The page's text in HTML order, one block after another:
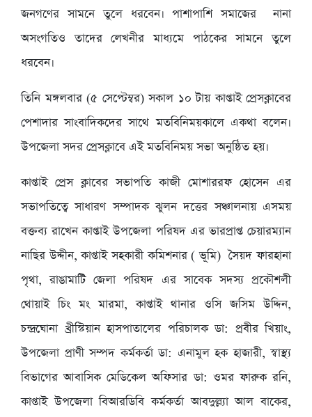
জনগণের সামনে তুলে ধরবেন। পাশাপাশি সমাজের নানা
অসংগতিও তাদের লেখনীর মাধ্যমে পাঠকের সামনে তুলে
ধরবেন।
তিনি মঙ্গলবার (৫ সেপ্টেম্বর) সকাল ১০ টায় কাপ্তাই প্রেসক্লাবের
পেশাদার সাংবাদিকদের সাথে মতবিনিময়কালে একথা বলেন।
উপজেলা সদর প্রেসক্লাবে এই মতবিনিময় সভা অনুষ্ঠিত হয়।
কাপ্তাই প্রেস ক্লাবের সভাপতি কাজী মোশাররফ হোসেন এর
সভাপতিত্বে সাধারণ সম্পাদক ঝুলন দত্তের সঞ্চালনায় এসময়
বক্তব্য রাখেন কাপ্তাই উপজেলা পরিষদ এর ভারপ্রাপ্ত চেয়ারম্যান
নাছির উদ্দীন, কাপ্তাই সহকারী কমিশনার ( ভূমি) সৈয়দ ফারহানা
পৃথা, রাঙামাটি জেলা পরিষদ এর সাবেক সদস্য প্রকৌশলী
থোয়াই চিং মং মারমা, কাপ্তাই থানার ওসি জসিম উদ্দিন,
চন্দ্রঘোনা খ্রীস্টিয়ান হাসপাতালের পরিচালক ডা: প্রবীর খিয়াং,
উপজেলা প্রাণী সম্পদ কর্মকর্তা ডা: এনামুল হক হাজারী, স্বাস্থ্য
বিভাগের আবাসিক মেডিকেল অফিসার ডা: ওমর ফারুক রনি,
কাপ্তাই উপজেলা বিআরডিবি কর্মকর্তা আবদুল্ল্যা আল বাকের,